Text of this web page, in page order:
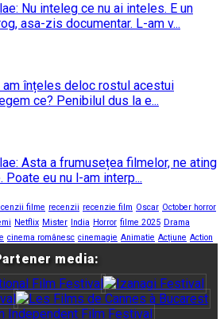
Nu inteleg ce nu ai inteles. E un
asa-zis documentar. L-am v...
am înțeles deloc rostul acestui
ce? Penibilul dus la e...
Asta a frumusețea filmelor, ne ating
eu nu l-am interp...
filme recenzii recenzie film Oscar October horror
Netflix Mister India Horror filme 2025 Drama
cinema românesc cinemagie Animatie Acțiune Action
media: